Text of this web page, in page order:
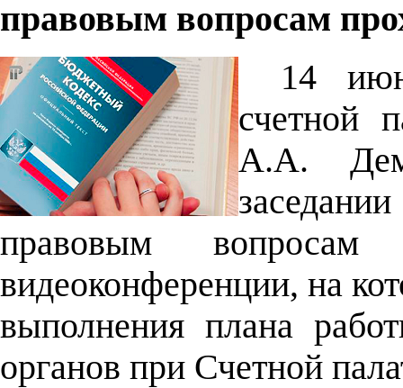
правовым вопросам
14
счетной
А.А.
правовым
видеоконференции, на
выполнения плана
органов при Счетной